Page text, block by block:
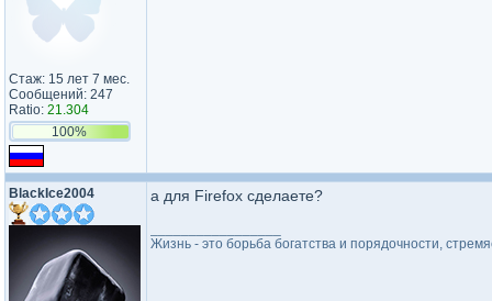
Стаж: 15 лет 7 мес.
Сообщений: 247
Ratio: 21.304
100%
BlackIce2004 а для Firefox сделаете?
Жизнь - это борьба богатства и порядочности,